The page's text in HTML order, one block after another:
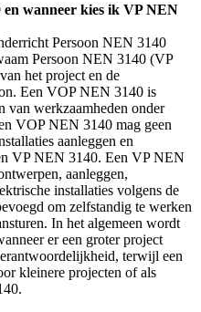
wanneer kies ik VP NEN
Persoon NEN 3140
Persoon NEN 3140 (VP
het project en de
Een VOP NEN 3140 is
van werkzaamheden onder
VOP NEN 3140 mag geen
aanleggen en
VP NEN 3140. Een VP NEN
aanleggen,
installaties volgens de
om zelfstandig te werken
In het algemeen wordt
er een groter project
terwijl een
kleinere projecten of als